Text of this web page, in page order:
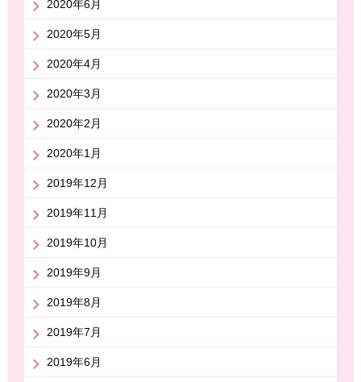
2020年6月
2020年5月
2020年4月
2020年3月
2020年2月
2020年1月
2019年12月
2019年11月
2019年10月
2019年9月
2019年8月
2019年7月
2019年6月